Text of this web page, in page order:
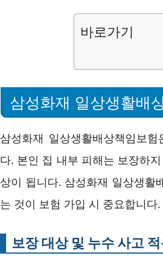
바로가기
삼성화재 일상생활배
삼성화재 일상생활배상책임보
다. 본인 집 내부 피해는 보장하
상이 됩니다. 삼성화재 일상생활
는 것이 보험 가입 시 중요합니다.
보장 대상 및 누수 사고